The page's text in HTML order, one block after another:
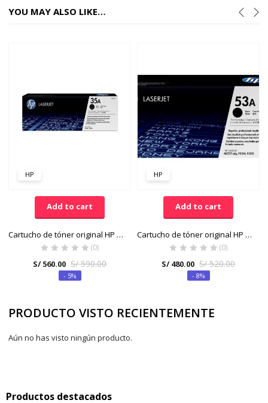
YOU MAY ALSO LIKE…
HP
Add to cart
Cartucho de tóner original HP LaserJet 35A negro
(0)
S/560.00 S/590.00
- 5%
HP
Add to cart
Cartucho de tóner original HP LaserJet 53A negro
(0)
S/480.00 S/520.00
- 8%
PRODUCTO VISTO RECIENTEMENTE
Aún no has visto ningún producto.
Productos destacados